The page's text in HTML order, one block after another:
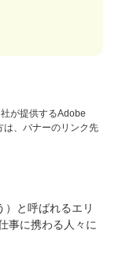
が提供するAdobe
、バナーのリンク先
と呼ばれるエリ
事に携わる人々に